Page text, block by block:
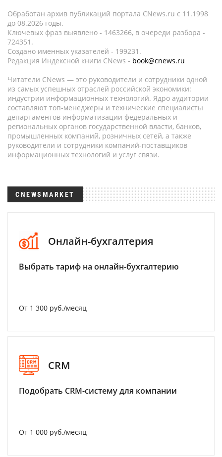
Обработан архив публикаций портала CNews.ru c 11.1998
до 08.2026 годы.
Ключевых фраз выявлено - 1463266, в очереди разбора -
724351.
Создано именных указателей - 199231.
Редакция Индексной книги CNews - book@cnews.ru
Читатели CNews — это руководители и сотрудники одной
из самых успешных отраслей российской экономики:
индустрии информационных технологий. Ядро аудитории
составляют топ-менеджеры и технические специалисты
департаментов информатизации федеральных и
региональных органов государственной власти, банков,
промышленных компаний, розничных сетей, а также
руководители и сотрудники компаний-поставщиков
информационных технологий и услуг связи.
CNEWSMARKET
Онлайн-бухгалтерия
Выбрать тариф на онлайн-бухгалтерию
От 1 300 руб./месяц
CRM
Подобрать CRM-систему для компании
От 1 000 руб./месяц